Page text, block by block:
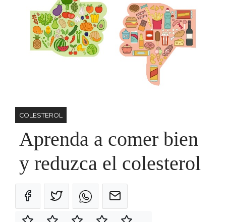
COLESTEROL
Aprenda a comer bien
y reduzca el colesterol